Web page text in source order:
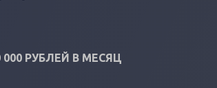
000 РУБЛЕЙ В МЕСЯЦ